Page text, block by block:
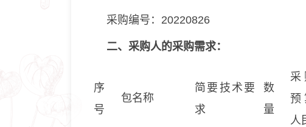
采购编号：20220826
二、采购人的采购需求：
序
号
包名称
简要技术要
求
数
量
采
预
人